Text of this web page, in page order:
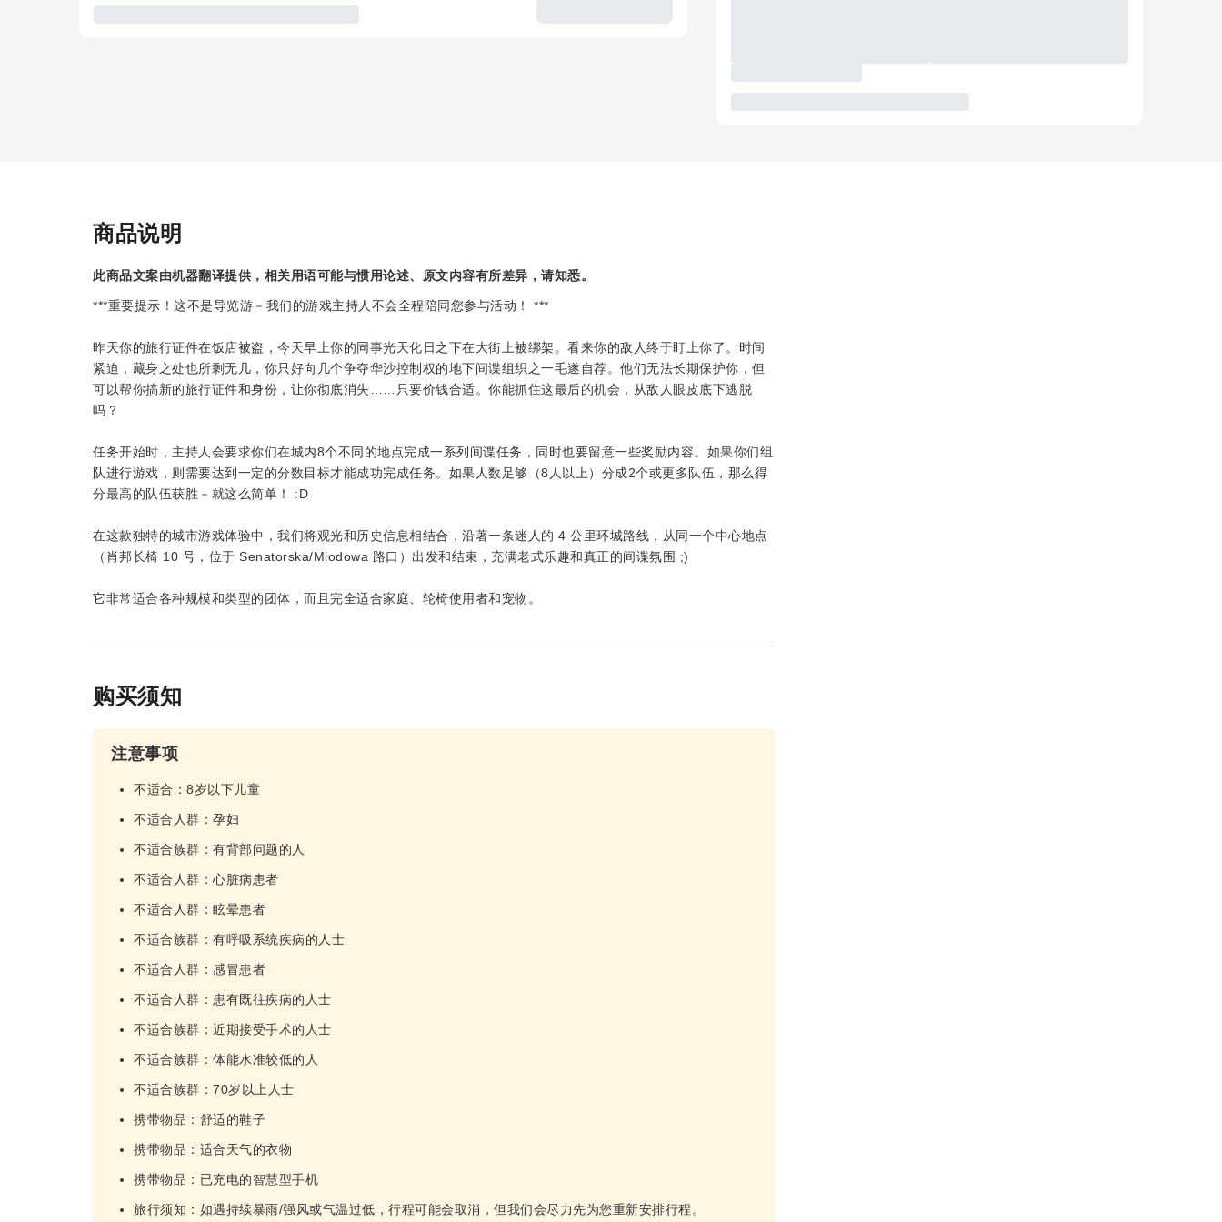
商品说明
此商品文案由机器翻译提供，相关用语可能与惯用论述、原文内容有所差异，请知悉。
***重要提示！这不是导览游－我们的游戏主持人不会全程陪同您参与活动！ ***
昨天你的旅行证件在饭店被盗，今天早上你的同事光天化日之下在大街上被绑架。看来你的敌人终于盯上你了。时间
紧迫，藏身之处也所剩无几，你只好向几个争夺华沙控制权的地下间谍组织之一毛遂自荐。他们无法长期保护你，但
可以帮你搞新的旅行证件和身份，让你彻底消失……只要价钱合适。你能抓住这最后的机会，从敌人眼皮底下逃脱
吗？
任务开始时，主持人会要求你们在城内8个不同的地点完成一系列间谍任务，同时也要留意一些奖励内容。如果你们组
队进行游戏，则需要达到一定的分数目标才能成功完成任务。如果人数足够（8人以上）分成2个或更多队伍，那么得
分最高的队伍获胜－就这么简单！ :D
在这款独特的城市游戏体验中，我们将观光和历史信息相结合，沿著一条迷人的 4 公里环城路线，从同一个中心地点
（肖邦长椅 10 号，位于 Senatorska/Miodowa 路口）出发和结束，充满老式乐趣和真正的间谍氛围 ;)
它非常适合各种规模和类型的团体，而且完全适合家庭、轮椅使用者和宠物。
购买须知
注意事项
不适合：8岁以下儿童
不适合人群：孕妇
不适合族群：有背部问题的人
不适合人群：心脏病患者
不适合人群：眩晕患者
不适合族群：有呼吸系统疾病的人士
不适合人群：感冒患者
不适合人群：患有既往疾病的人士
不适合族群：近期接受手术的人士
不适合族群：体能水准较低的人
不适合族群：70岁以上人士
携带物品：舒适的鞋子
携带物品：适合天气的衣物
携带物品：已充电的智慧型手机
旅行须知：如遇持续暴雨/强风或气温过低，行程可能会取消，但我们会尽力先为您重新安排行程。